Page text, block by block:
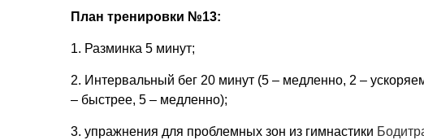
План тренировки №13:
1. Разминка 5 минут;
2. Интервальный бег 20 минут (5 – медленно, 2 –
– быстрее, 5 – медленно);
3. упражнения для проблемных зон из гимнастики